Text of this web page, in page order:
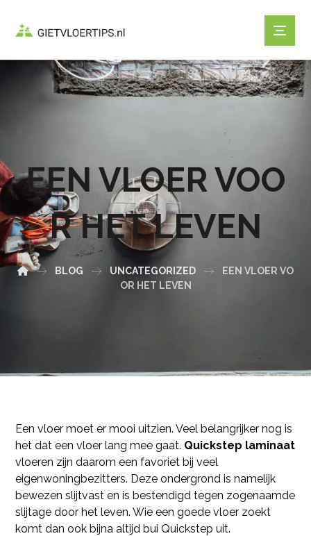
EEN VLOER VOO
R HET LEVEN
BLOG UNCATEGORIZED
EEN VLOER VO
OR HET LEVEN
Een vloer moet er mooi uitzien. Veel belangrijker nog is
het dat een vloer lang mee gaat. Quickstep laminaat
vloeren zijn daarom een favoriet bij veel
eigenwoningbezitters. Deze ondergrond is namelijk
bewezen slijtvast en is bestendigd tegen zogenaamde
slijtage door het leven. Wie een goede vloer zoekt
komt dan ook bijna altijd bui Quickstep uit.